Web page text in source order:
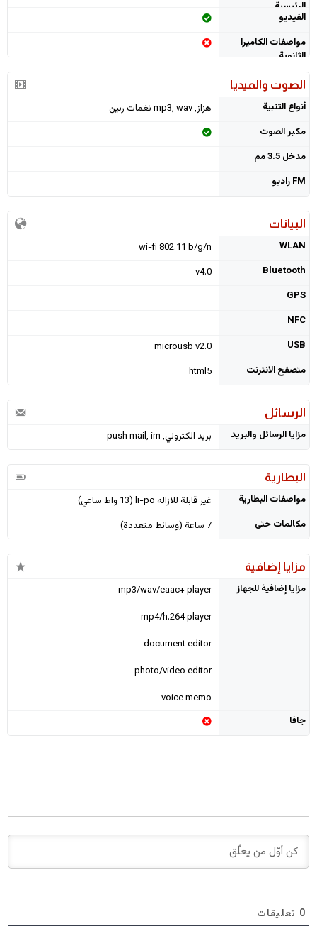
الرئيسية
الفيديو
مواصفات الكاميرا
الثانوية
الصوت والميديا
أنواع التنبية
هزاز, mp3, wav نغمات رنين
مكبر الصوت
مدخل 3.5 مم
FM راديو
البيانات
WLAN
wi-fi 802.11 b/g/n
Bluetooth
v4.0
GPS
NFC
USB
microusb v2.0
متصفح الانترنت
html5
الرسائل
مزايا الرسائل والبريد بريد الكتروني, push mail, im
البطارية
مواصفات البطارية
غير قابلة للازاله li-po (13 واط ساعي)
مكالمات حتى
7 ساعة (وسائط متعددة)
مزايا إضافية
مزايا إضافية للجهاز
mp3/wav/eaac+ player
mp4/h.264 player
document editor
photo/video editor
voice memo
جافا
0 تعليقات